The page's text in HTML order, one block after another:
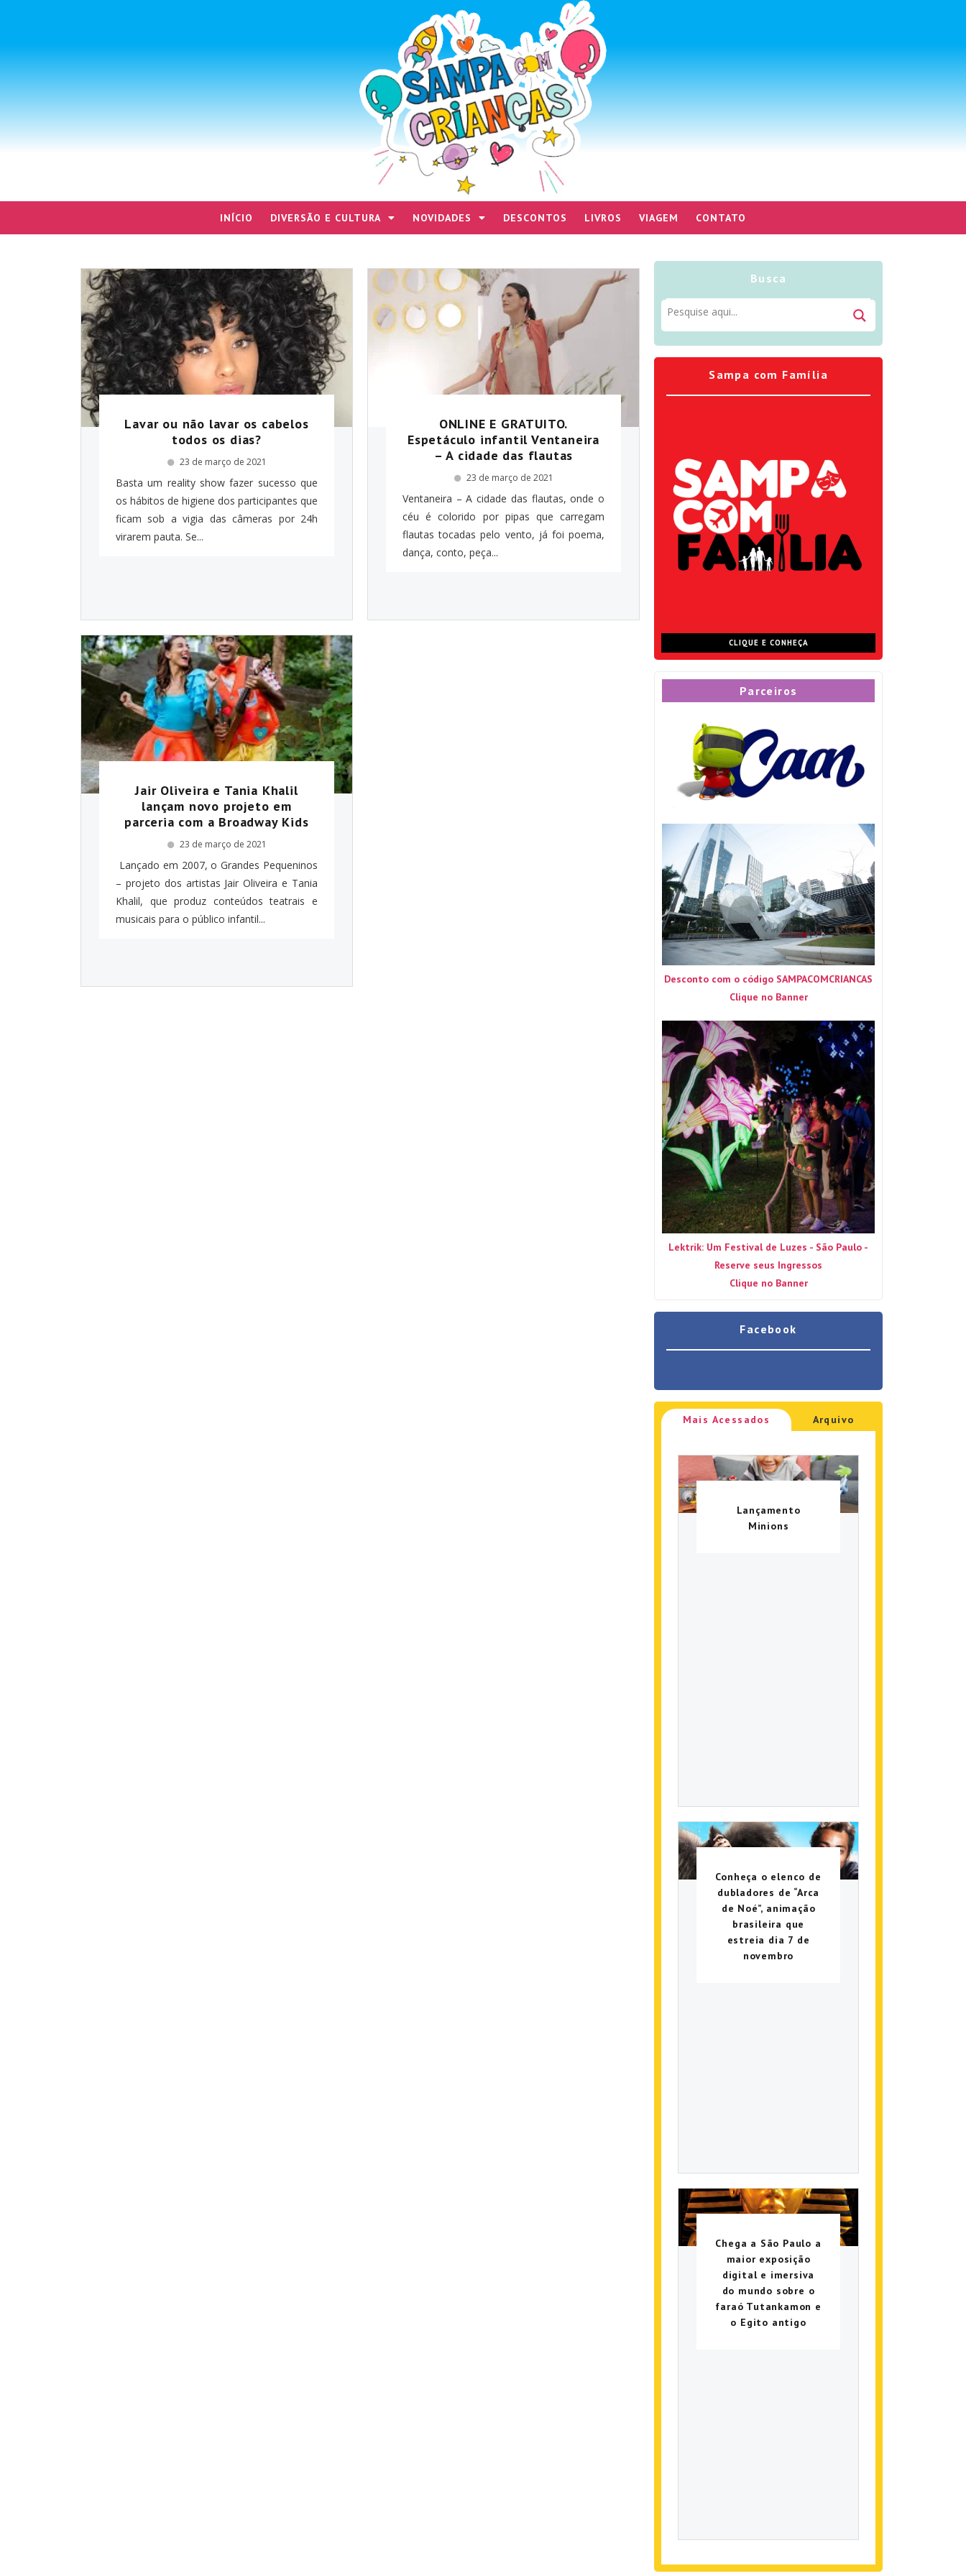
INÍCIO DIVERSÃO E CULTURA NOVIDADES DESCONTOS LIVROS VIAGEM CONTATO
Lavar ou não lavar os cabelos
todos os dias?
23 de março de 2021
Basta um reality show fazer sucesso que
os hábitos de higiene dos participantes que
ficam sob a vigia das câmeras por 24h
virarem pauta. Se...
ONLINE E GRATUITO.
Espetáculo infantil Ventaneira
– A cidade das flautas
23 de março de 2021
Ventaneira – A cidade das flautas, onde o
céu é colorido por pipas que carregam
flautas tocadas pelo vento, já foi poema,
dança, conto, peça...
Jair Oliveira e Tania Khalil
lançam novo projeto em
parceria com a Broadway Kids
23 de março de 2021
Lançado em 2007, o Grandes Pequeninos
– projeto dos artistas Jair Oliveira e Tania
Khalil, que produz conteúdos teatrais e
musicais para o público infantil...
Busca
Sampa com Família
CLIQUE E CONHEÇA
Parceiros
Desconto com o código SAMPACOMCRIANCAS
Clique no Banner
Lektrik: Um Festival de Luzes - São Paulo -
Reserve seus Ingressos
Clique no Banner
Facebook
Mais Acessados Arquivo
Lançamento
Minions
Conheça o elenco de
dubladores de “Arca
de Noé”, animação
brasileira que
estreia dia 7 de
novembro
Chega a São Paulo a
maior exposição
digital e imersiva
do mundo sobre o
faraó Tutankamon e
o Egito antigo